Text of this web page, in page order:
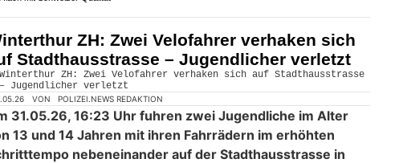
ZH: Zwei Velofahrer verhaken sich
Stadthausstrasse – Jugendlicher verletzt
VON POLIZEI.NEWS REDAKTION
31.05.26, 16:23 Uhr fuhren zwei Jugendliche im Alter
13 und 14 Jahren mit ihren Fahrrädern im erhöhten
nebeneinander auf der Stadthausstrasse in